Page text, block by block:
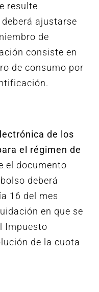
resulte
ajustarse
de
consiste en
de consumo por
de los
el régimen de
el documento
deberá
16 del mes
en que se
Impuesto
de la cuota